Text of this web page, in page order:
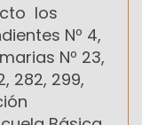
los
Nº 4,
Nº 23,
282, 299,